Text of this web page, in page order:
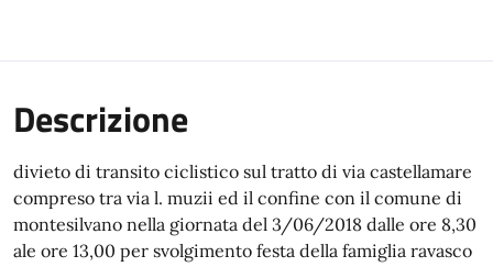
Descrizione
divieto di transito ciclistico sul tratto di via castellamare
compreso tra via l. muzii ed il confine con il comune di
montesilvano nella giornata del 3/06/2018 dalle ore 8,30
ale ore 13,00 per svolgimento festa della famiglia ravasco